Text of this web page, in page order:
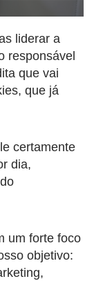
liderar a
responsável
que vai
que já
certamente
dia,
um forte foco
objetivo: